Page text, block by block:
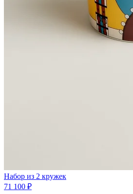
Набор из 2 кружек
71 100 ₽